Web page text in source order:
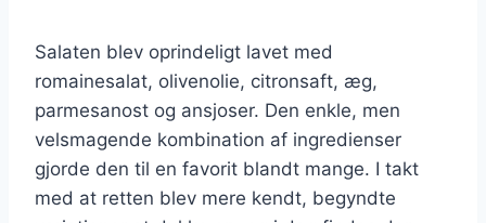
Salaten blev oprindeligt lavet med
romainesalat, olivenolie, citronsaft, æg,
parmesanost og ansjoser. Den enkle, men
velsmagende kombination af ingredienser
gjorde den til en favorit blandt mange. I takt
med at retten blev mere kendt, begyndte